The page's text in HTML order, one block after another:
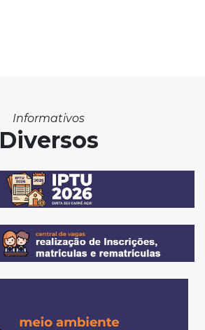
Informativos
Diversos